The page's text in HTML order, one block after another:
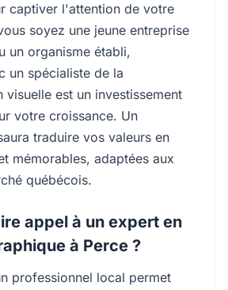
captiver l'attention de votre
soyez une jeune entreprise
un organisme établi,
un spécialiste de la
visuelle est un investissement
votre croissance. Un
traduire vos valeurs en
mémorables, adaptées aux
québécois.
appel à un expert en
à Perce ?
professionnel local permet